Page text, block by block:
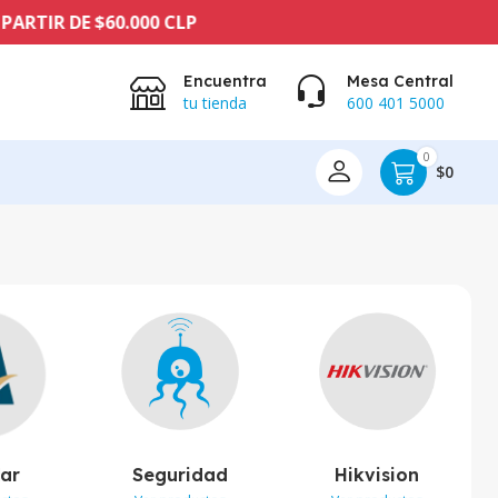
$60.000 CLP
Encuentra
tu tienda
Mesa Central
600 401 5000
0
$0
Seguridad Hikvision